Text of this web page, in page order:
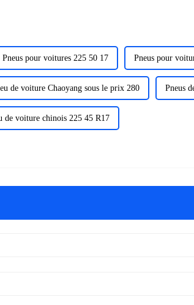
Pneus pour voitures 225 50 17 Pneus pour
de voiture Chaoyang sous le prix 280 Pneus
de voiture chinois 225 45 R17